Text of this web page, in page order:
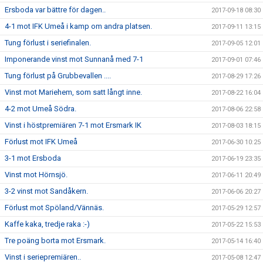
Ersboda var bättre för dagen.. 2017-09-18 08:30
4-1 mot IFK Umeå i kamp om andra platsen. 2017-09-11 13:15
Tung förlust i seriefinalen. 2017-09-05 12:01
Imponerande vinst mot Sunnanå med 7-1 2017-09-01 07:46
Tung förlust på Grubbevallen .... 2017-08-29 17:26
Vinst mot Mariehem, som satt långt inne. 2017-08-22 16:04
4-2 mot Umeå Södra. 2017-08-06 22:58
Vinst i höstpremiären 7-1 mot Ersmark IK 2017-08-03 18:15
Förlust mot IFK Umeå 2017-06-30 10:25
3-1 mot Ersboda 2017-06-19 23:35
Vinst mot Hörnsjö. 2017-06-11 20:49
3-2 vinst mot Sandåkern. 2017-06-06 20:27
Förlust mot Spöland/Vännäs. 2017-05-29 12:57
Kaffe kaka, tredje raka :-) 2017-05-22 15:53
Tre poäng borta mot Ersmark. 2017-05-14 16:40
Vinst i seriepremiären.. 2017-05-08 12:47